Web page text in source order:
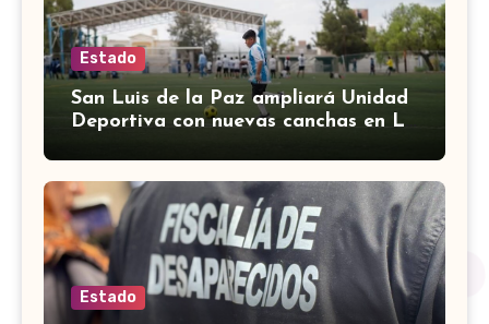
Estado
San Luis de la Paz ampliará Unidad
Deportiva con nuevas canchas en La
Estado